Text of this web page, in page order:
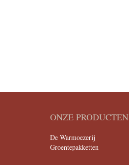
ONZE PRODUCTEN
De Warmoezerij
Groentepakketten